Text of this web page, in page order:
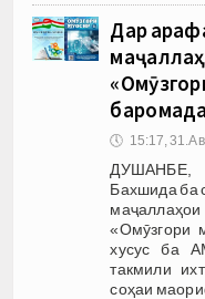
Дар
🕔 15:17,
ДУШАНБЕ,
Бахшида ба
«Омӯзгори
хусус ба
такмили
соҳаи